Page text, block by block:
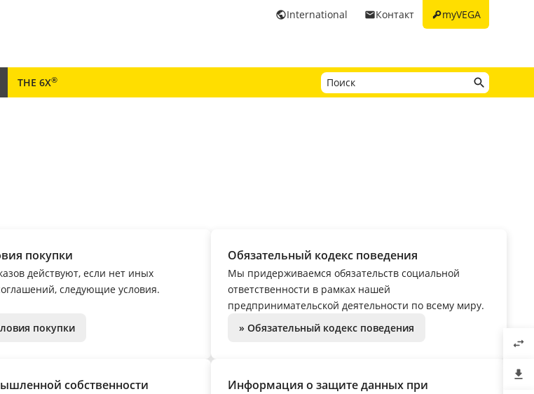
keymyVEGA
emailКонтакт
publicInternational
THE 6X®
покупки
действуют, если нет иных
следующие условия.
покупки
Обязательный кодекс поведения
Мы придерживаемся обязательств социальной
ответственности в рамках нашей
предпринимательской деятельности по всему миру.
» Обязательный кодекс поведения
собственности
Информация о защите данных при
swap_horiz
file_download